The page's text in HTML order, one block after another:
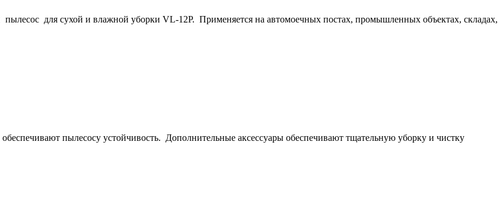
для сухой и влажной уборки VL-12P. Применяется на автомоечных постах, промышленных объектах, складах,
пылесосу устойчивость. Дополнительные аксессуары обеспечивают тщательную уборку и чистку